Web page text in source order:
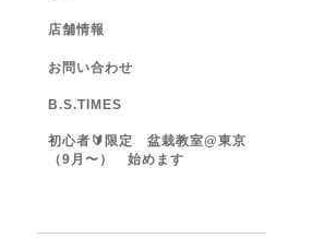
店舗情報
お問い合わせ
B.S.TIMES
初心者🔰限定 盆栽教室@東京
（9月〜） 始めます